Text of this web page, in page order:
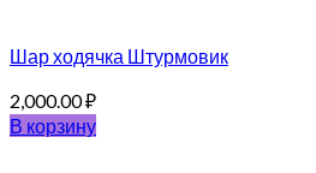
Шар ходячка Штурмовик
2,000.00₽
В корзину